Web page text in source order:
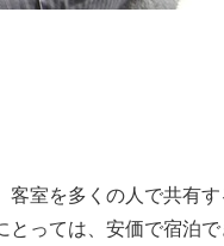
室を多くの人で共有
っては、安価で宿泊